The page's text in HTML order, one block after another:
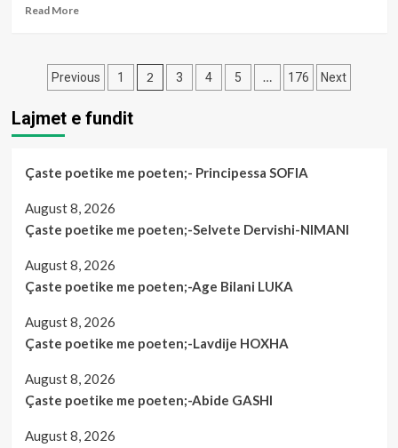
Read MoreRead
poetike
me
poeten;-
Sibela
Posts
pagination
Previous 1 2 3 4 5 … 176 Next
Lajmet e fundit
Çaste poetike me poeten;- Principessa SOFIA
August 8, 2026
Çaste poetike me poeten;-Selvete Dervishi-NIMANI
August 8, 2026
Çaste poetike me poeten;-Age Bilani LUKA
August 8, 2026
Çaste poetike me poeten;-Lavdije HOXHA
August 8, 2026
Çaste poetike me poeten;-Abide GASHI
August 8, 2026